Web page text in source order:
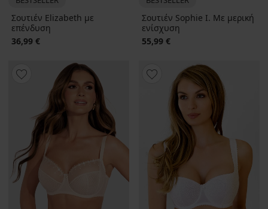
Σουτιέν Elizabeth με
επένδυση
36,99 €
Σουτιέν Sophie I. Με μερική
ενίσχυση
55,99 €